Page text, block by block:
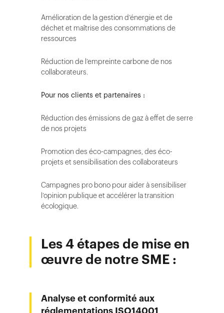
Amélioration de la gestion d’énergie et de
déchet et maîtrise des consommations de
ressources
Réduction de l’empreinte carbone de nos
collaborateurs.
Pour nos clients et partenaires :
Réduction des émissions de gaz à effet de serre
de nos projets
Promotion des éco-campagnes, des éco-
projets et sensibilisation des collaborateurs
Campagnes pro bono pour aider à sensibiliser
l’opinion publique et accélérer la transition
écologique.
Les 4 étapes de mise en
œuvre de notre SME :
Analyse et conformité aux